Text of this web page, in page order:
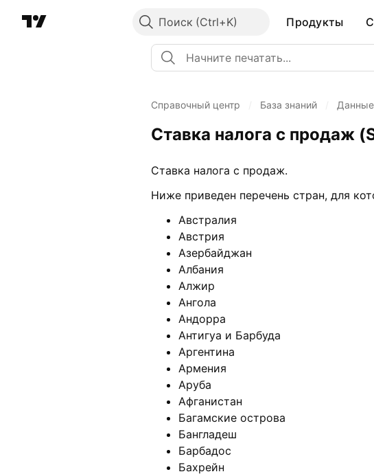
Поиск Продукты
Справочный центр База знаний Данные
Ставка налога с продаж
Ставка налога с продаж.
Ниже приведен перечень стран, для
Австралия
Австрия
Азербайджан
Албания
Алжир
Ангола
Андорра
Антигуа и Барбуда
Аргентина
Армения
Аруба
Афганистан
Багамские острова
Бангладеш
Барбадос
Бахрейн